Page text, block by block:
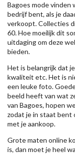
Bagoes mode vinden
bedrijf bent, als je
verkoopt. Collecties
60. Hoe moeilijk dit
uitdaging om deze
bieden.
Het is belangrijk dat
kwaliteit etc. Het is
een leuke foto.
beeld heeft van wat
van Bagoes, hopen
zodat je in staat bent
met je aankoop.
Grote maten online
is, dan moet je heel